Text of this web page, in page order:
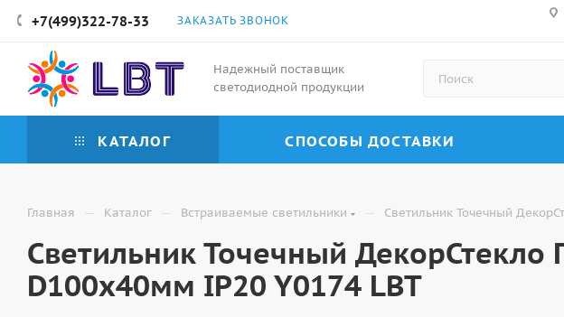
+7(499)322-78-33 ЗАКАЗАТЬ ЗВОНОК
Надежный поставщик
светодиодной продукции
КАТАЛОГ СПОСОБЫ ДОСТАВКИ
Главная — Каталог — Встраиваемые светильники — Светильник Точечный
Светильник Точечный ДекорСтекло
D100х40мм IP20 Y0174 LBT